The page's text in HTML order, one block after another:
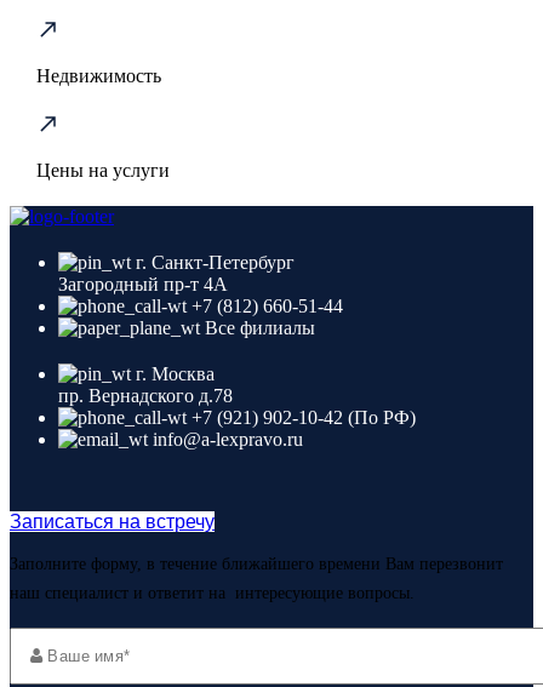
Недвижимость
Цены на услуги
г. Санкт-Петербург
Загородный пр-т 4A
+7 (812) 660-51-44
Все филиалы
г. Москва
пр. Вернадского д.78
+7 (921) 902-10-42 (По РФ)
info@a-lexpravo.ru
Записаться на встречу
Заполните форму, в течение ближайшего времени Вам перезвонит
наш специалист и ответит на интересующие вопросы.